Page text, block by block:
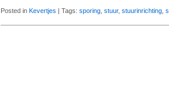
Posted in Kevertjes | Tags: sporing stuur, stuurinrichting